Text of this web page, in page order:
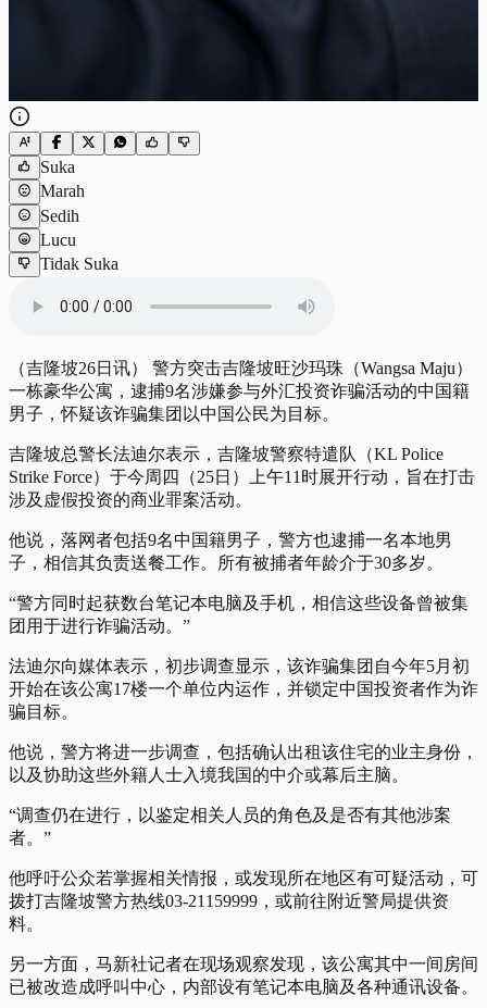
Suka
Marah
Sedih
Lucu
Tidak Suka
（吉隆坡26日讯） 警方突击吉隆坡旺沙玛珠（Wangsa Maju）
一栋豪华公寓，逮捕9名涉嫌参与外汇投资诈骗活动的中国籍
男子，怀疑该诈骗集团以中国公民为目标。
吉隆坡总警长法迪尔表示，吉隆坡警察特遣队（KL Police
Strike Force）于今周四（25日）上午11时展开行动，旨在打击
涉及虚假投资的商业罪案活动。
他说，落网者包括9名中国籍男子，警方也逮捕一名本地男
子，相信其负责送餐工作。所有被捕者年龄介于30多岁。
“警方同时起获数台笔记本电脑及手机，相信这些设备曾被集
团用于进行诈骗活动。”
法迪尔向媒体表示，初步调查显示，该诈骗集团自今年5月初
开始在该公寓17楼一个单位内运作，并锁定中国投资者作为诈
骗目标。
他说，警方将进一步调查，包括确认出租该住宅的业主身份，
以及协助这些外籍人士入境我国的中介或幕后主脑。
“调查仍在进行，以鉴定相关人员的角色及是否有其他涉案
者。”
他呼吁公众若掌握相关情报，或发现所在地区有可疑活动，可
拨打吉隆坡警方热线03-21159999，或前往附近警局提供资
料。
另一方面，马新社记者在现场观察发现，该公寓其中一间房间
已被改造成呼叫中心，内部设有笔记本电脑及各种通讯设备。